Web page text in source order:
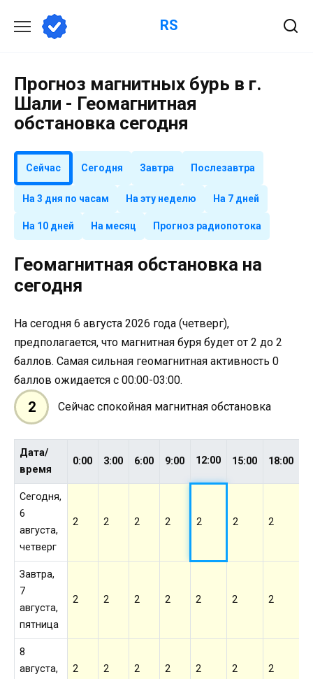
содержанию
RS
Прогноз магнитных бурь в г.
Шали - Геомагнитная
обстановка сегодня
Сейчас Сегодня Завтра Послезавтра
На 3 дня по часам На эту неделю На 7 дней
На 10 дней На месяц Прогноз радиопотока
Геомагнитная обстановка на
сегодня
На сегодня 6 августа 2026 года (четверг),
предполагается, что магнитная буря будет от 2 до 2
баллов. Самая сильная геомагнитная активность 0
баллов ожидается с 00:00-03:00.
2 Сейчас спокойная магнитная обстановка
Дата/
время
0:00 3:00 6:00 9:00 12:00 15:00 18:00
Сегодня,
6
августа,
четверг
2 2 2 2 2 2 2
Завтра,
7
августа,
пятница
2 2 2 2 2 2 2
8
августа,
2 2 2 2 2 2 2